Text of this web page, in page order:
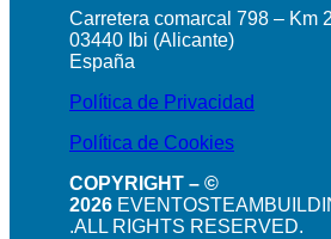
Carretera comarcal 798 – Km
03440 Ibi (Alicante)
España
Política de Privacidad
Política de Cookies
COPYRIGHT – ©
2026
.ALL RIGHTS RESERVED.